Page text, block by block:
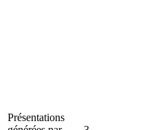
Présentations